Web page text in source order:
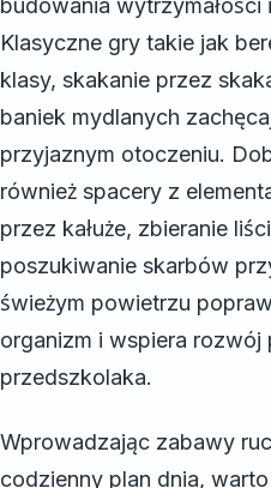
budowania wytrzymałości
Klasyczne gry takie jak
klasy, skakanie przez
baniek mydlanych
przyjaznym otoczeniu.
również spacery z
przez kałuże, zbieranie
poszukiwanie skarbów
świeżym powietrzu
organizm i wspiera
przedszkolaka.
Wprowadzając zabawy
codzienny plan dnia,